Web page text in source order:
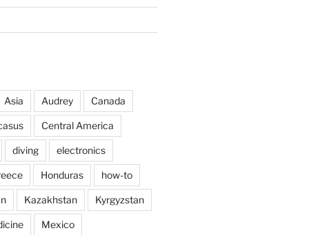
Asia Audrey Canada
Central America
diving electronics
Honduras how-to
Kazakhstan Kyrgyzstan
Mexico